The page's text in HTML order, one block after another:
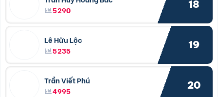
5290
18
Lê Hữu Lộc
5235
19
Trần Viết Phú
4995
20